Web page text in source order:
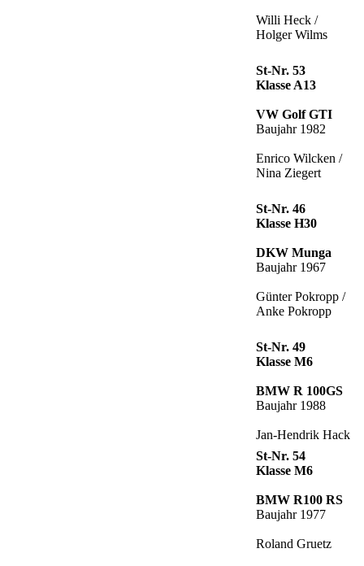
Willi Heck /
Holger Wilms
St-Nr. 53
Klasse A13
VW Golf GTI
Baujahr 1982
Enrico Wilcken /
Nina Ziegert
St-Nr. 46
Klasse H30
DKW Munga
Baujahr 1967
Günter Pokropp /
Anke Pokropp
St-Nr. 49
Klasse M6
BMW R 100GS
Baujahr 1988
Jan-Hendrik Hack
St-Nr. 54
Klasse M6
BMW R100 RS
Baujahr 1977
Roland Gruetz